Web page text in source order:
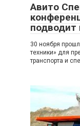
Авито
подводит
30 ноября
техники» для
транспорта и